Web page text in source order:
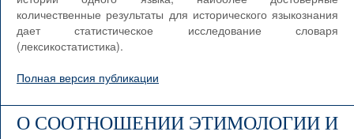
количественные результаты для исторического языкознания
дает статистическое исследование словаря
(лексикостатистика).
Полная версия публикации
О СООТНОШЕНИИ ЭТИМОЛОГИИ И